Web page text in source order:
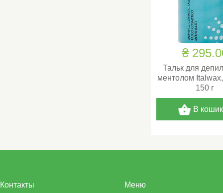
₴
Тальк для
ментолом
150 г
В кошик
Контакты Меню